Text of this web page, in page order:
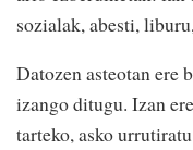
sozialak, abesti,
Datozen asteotan ere
izango ditugu. Izan
tarteko, asko